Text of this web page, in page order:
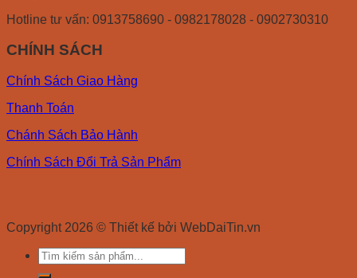
Hotline tư vấn: 0913758690 - 0982178028 - 0902730310
CHÍNH SÁCH
Chính Sách Giao Hàng
Thanh Toán
Chánh Sách Bảo Hành
Chính Sách Đổi Trả Sản Phẩm
Copyright 2026 © Thiết kế bởi WebDaiTin.vn
Search
for: